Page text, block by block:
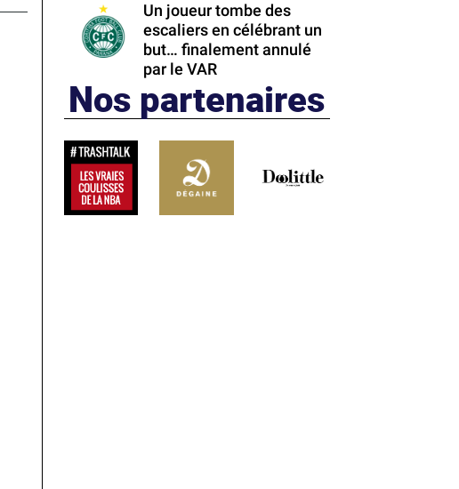
Un joueur tombe des
escaliers en célébrant un
but… finalement annulé
par le VAR
Nos partenaires